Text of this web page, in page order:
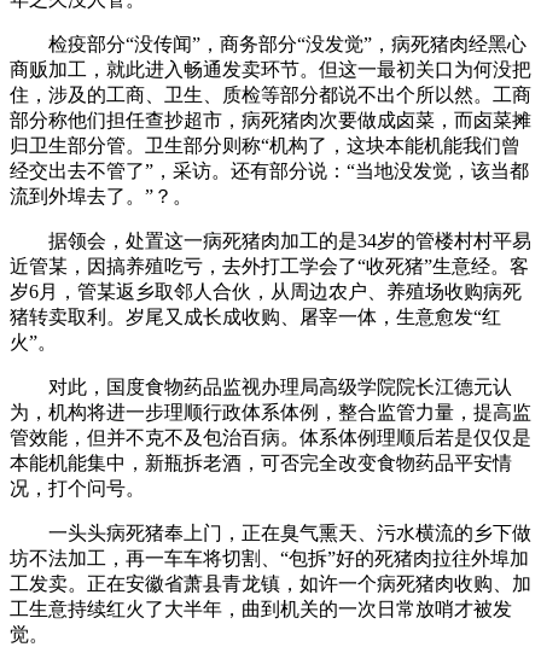
检疫部分“没传闻”，商务部分“没发觉”，病死猪肉经黑心
商贩加工，就此进入畅通发卖环节。但这一最初关口为何没把
住，涉及的工商、卫生、质检等部分都说不出个所以然。工商
部分称他们担任查抄超市，病死猪肉次要做成卤菜，而卤菜摊
归卫生部分管。卫生部分则称“机构了，这块本能机能我们曾
经交出去不管了”，采访。还有部分说：“当地没发觉，该当都
流到外埠去了。”？。
据领会，处置这一病死猪肉加工的是34岁的管楼村村平易
近管某，因搞养殖吃亏，去外打工学会了“收死猪”生意经。客
岁6月，管某返乡取邻人合伙，从周边农户、养殖场收购病死
猪转卖取利。岁尾又成长成收购、屠宰一体，生意愈发“红
火”。
对此，国度食物药品监视办理局高级学院院长江德元认
为，机构将进一步理顺行政体系体例，整合监管力量，提高监
管效能，但并不克不及包治百病。体系体例理顺后若是仅仅是
本能机能集中，新瓶拆老酒，可否完全改变食物药品平安情
况，打个问号。
一头头病死猪奉上门，正在臭气熏天、污水横流的乡下做
坊不法加工，再一车车将切割、“包拆”好的死猪肉拉往外埠加
工发卖。正在安徽省萧县青龙镇，如许一个病死猪肉收购、加
工生意持续红火了大半年，曲到机关的一次日常放哨才被发
觉。